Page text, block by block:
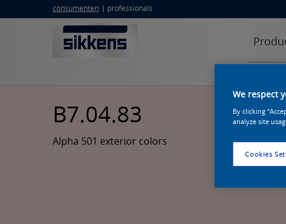
consumenten professionals
B7.04.83
Alpha 501 exterior colors
We respect
By clicking
analyze site
Cookies